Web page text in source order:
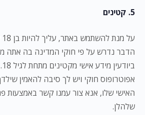
5. קטינים
הדבר נדרש על פי חוקי המדינה בה אתה
אפוטרופוס חוקי ויש לך סיבה להאמין
האישי שלו, אנא צור עמנו קשר באמצעות
שלהלן.